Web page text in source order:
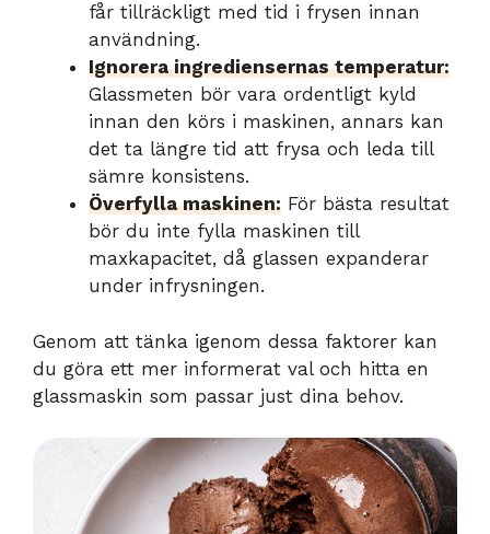
får tillräckligt med tid i frysen innan
användning.
Ignorera ingrediensernas temperatur:
Glassmeten bör vara ordentligt kyld
innan den körs i maskinen, annars kan
det ta längre tid att frysa och leda till
sämre konsistens.
Överfylla maskinen: För bästa resultat
bör du inte fylla maskinen till
maxkapacitet, då glassen expanderar
under infrysningen.
Genom att tänka igenom dessa faktorer kan
du göra ett mer informerat val och hitta en
glassmaskin som passar just dina behov.